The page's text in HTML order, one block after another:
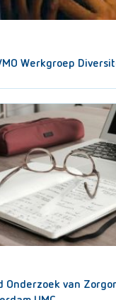
Werkgroep
Onderzoek van